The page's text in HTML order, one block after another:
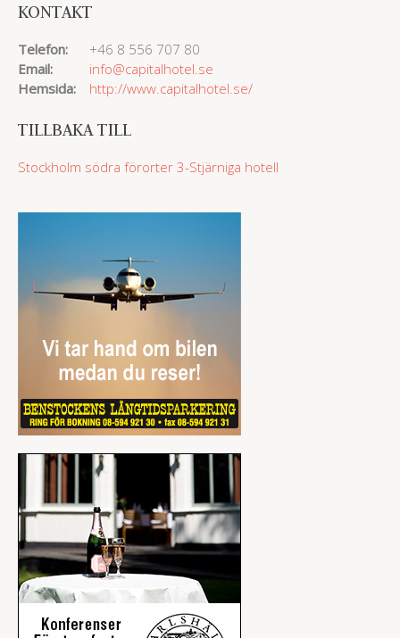
KONTAKT
Telefon:
+46 8 556 707 80
Email:
info@capitalhotel.se
Hemsida:
http://www.capitalhotel.se/
TILLBAKA TILL
Stockholm södra förorter 3-Stjärniga hotell